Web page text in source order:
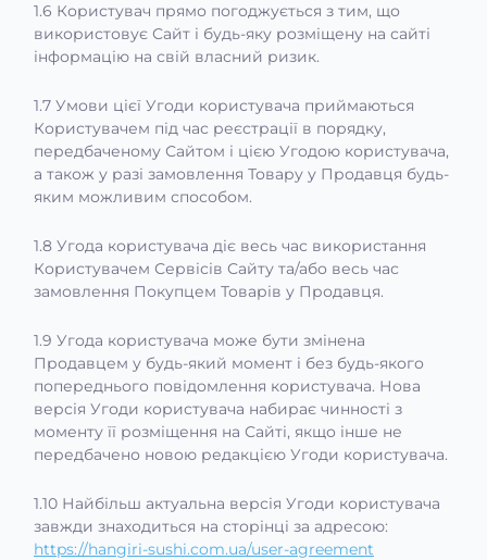
1.6 Користувач прямо погоджується з тим, що
використовує Сайт і будь-яку розміщену на сайті
інформацію на свій власний ризик.
1.7 Умови цієї Угоди користувача приймаються
Користувачем під час реєстрації в порядку,
передбаченому Сайтом і цією Угодою користувача,
а також у разі замовлення Товару у Продавця будь-
яким можливим способом.
1.8 Угода користувача діє весь час використання
Користувачем Сервісів Сайту та/або весь час
замовлення Покупцем Товарів у Продавця.
1.9 Угода користувача може бути змінена
Продавцем у будь-який момент і без будь-якого
попереднього повідомлення користувача. Нова
версія Угоди користувача набирає чинності з
моменту її розміщення на Сайті, якщо інше не
передбачено новою редакцією Угоди користувача.
1.10 Найбільш актуальна версія Угоди користувача
завжди знаходиться на сторінці за адресою:
https://hangiri-sushi.com.ua/user-agreement